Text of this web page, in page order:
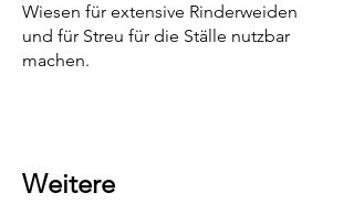
Wiesen für extensive Rinderweiden
und für Streu für die Ställe nutzbar
machen.
Weitere